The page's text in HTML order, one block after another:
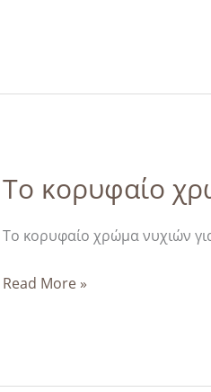
2025
Το κορυφαίο
Το κορυφαίο χρώμα νυχιών
Το
χρώμα
της
Read More »